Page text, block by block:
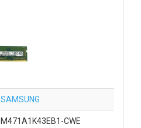
SAMSUNG
M471A1K43EB1-CWE